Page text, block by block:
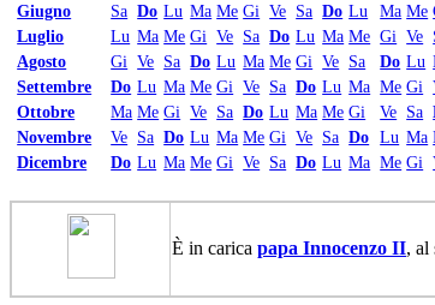
Giugno
Sa Do Lu Ma Me Gi Ve Sa Do Lu Ma Me
Luglio
Lu Ma Me Gi Ve Sa Do Lu Ma Me Gi Ve
Agosto
Gi Ve Sa Do Lu Ma Me Gi Ve Sa Do Lu
Settembre
Do Lu Ma Me Gi Ve Sa Do Lu Ma Me Gi
Ottobre
Ma Me Gi Ve Sa Do Lu Ma Me Gi Ve Sa
Novembre
Ve Sa Do Lu Ma Me Gi Ve Sa Do Lu Ma
Dicembre
Do Lu Ma Me Gi Ve Sa Do Lu Ma Me Gi
È in carica papa Innocenzo II, al